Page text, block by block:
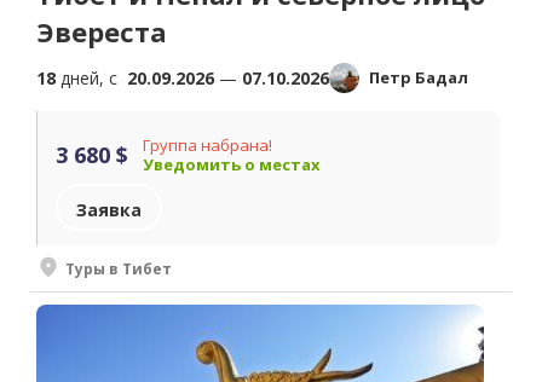
Эвереста
18 дней, c 20.09.2026 — 07.10.2026 Петр Бадал
3 680 $
Группа набрана!
Уведомить о местах
Заявка
Туры в Тибет